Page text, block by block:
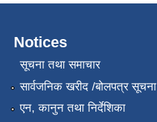
Notices
सूचना तथा समाचार
सार्वजनिक खरीद /बोलपत्र सूचना
एन, कानुन तथा निर्देशिका